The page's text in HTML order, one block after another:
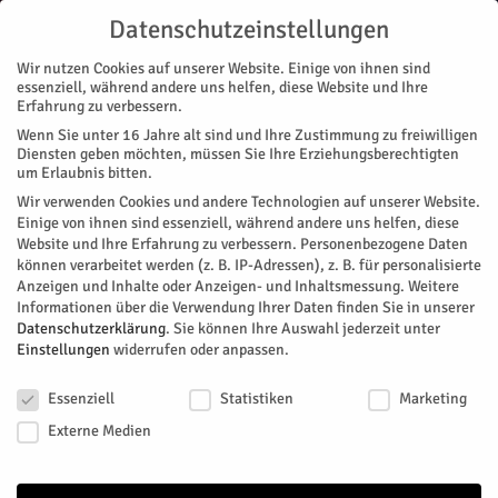
Start
« Alle Veranstaltungen
Diese Veranstaltung hat bereits stattgefunden.
Der Wunderweltenbaum
Datenschutzeinstellungen
Wir nutzen Cookies auf unserer Website. Einige von ihnen sind
essenziell, während andere uns helfen, diese Website und Ihre
Erfahrung zu verbessern.
Wenn Sie unter 16 Jahre alt sind und Ihre Zustimmung zu freiwilligen
Diensten geben möchten, müssen Sie Ihre Erziehungsberechtigten
um Erlaubnis bitten.
Wir verwenden Cookies und andere Technologien auf unserer Website.
Einige von ihnen sind essenziell, während andere uns helfen, diese
Website und Ihre Erfahrung zu verbessern. Personenbezogene Daten
können verarbeitet werden (z. B. IP-Adressen), z. B. für personalisierte
Anzeigen und Inhalte oder Anzeigen- und Inhaltsmessung. Weitere
Informationen über die Verwendung Ihrer Daten finden Sie in unserer
Datenschutzerklärung. Sie können Ihre Auswahl jederzeit unter
Einstellungen widerrufen oder anpassen.
Essenziell
Statistiken
Marketing
Externe Medien